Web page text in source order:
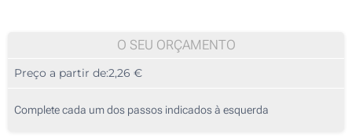
Calcular preço
O SEU ORÇAMENTO
Preço a partir de:2,26 €
Complete cada um dos passos indicados à esquerda